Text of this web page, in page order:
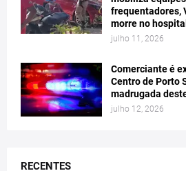
frequentadores,
morre no hospital
julho 11, 2026
Comerciante é
Centro de Porto
madrugada
julho 12, 2026
RECENTES